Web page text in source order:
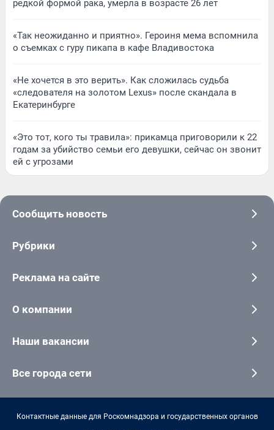
редкой формой рака, умерла в возрасте 26 лет
«Так неожиданно и приятно». Героиня мема вспомнила
о съемках с гуру пикапа в кафе Владивостока
«Не хочется в это верить». Как сложилась судьба
«следователя на золотом Lexus» после скандала в
Екатеринбурге
«Это тот, кого ты травила»: прикамца приговорили к 22
годам за убийство семьи его девушки, сейчас он звонит
ей с угрозами
Сообщить новость
Рубрики
Реклама на сайте
О компании
Наши вакансии
Все города сети
Контактные данные для Роскомнадзора и государственных органов